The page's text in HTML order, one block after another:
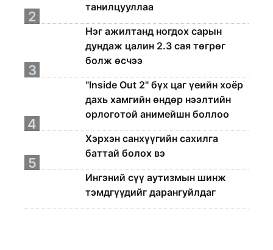
танилцууллаа
2
Нэг ажилтанд ногдох сарын
дундаж цалин 2.3 сая төгрөг
болж өсчээ
3
"Inside Out 2" бүх цаг үеийн хоёр
дахь хамгийн өндөр нээлтийн
орлоготой анимейшн боллоо
4
Хэрхэн санхүүгийн сахилга
баттай болох вэ
5
Ингэний сүү аутизмын шинж
тэмдгүүдийг дарангуйлдаг